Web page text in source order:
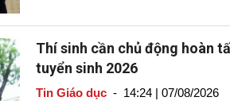
Thí sinh cần chủ động hoàn
tuyển sinh 2026
Tin Giáo dục- 14:24 | 07/08/2026